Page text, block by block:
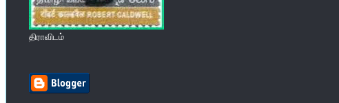
திராவிடம்